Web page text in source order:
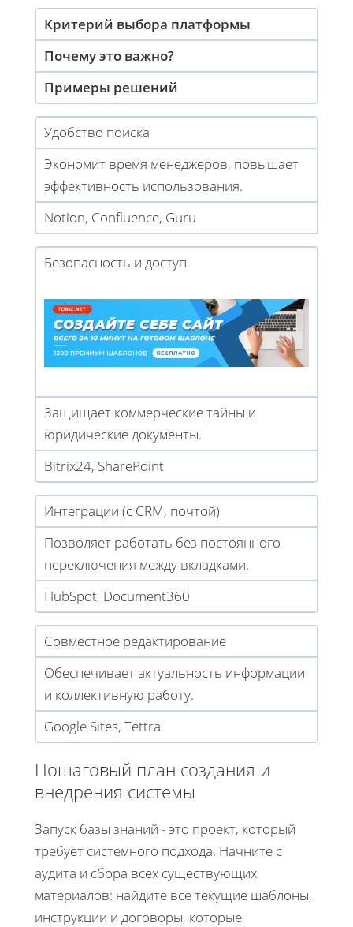
Критерий выбора платформы
Почему это важно?
Примеры решений
Удобство поиска
Экономит время менеджеров, повышает
эффективность использования.
Notion, Confluence, Guru
Безопасность и доступ
Защищает коммерческие тайны и
юридические документы.
Bitrix24, SharePoint
Интеграции (с CRM, почтой)
Позволяет работать без постоянного
переключения между вкладками.
HubSpot, Document360
Совместное редактирование
Обеспечивает актуальность информации
и коллективную работу.
Google Sites, Tettra
Пошаговый план создания и
внедрения системы
Запуск базы знаний - это проект, который
требует системного подхода. Начните с
аудита и сбора всех существующих
материалов: найдите все текущие шаблоны,
инструкции и договоры, которые